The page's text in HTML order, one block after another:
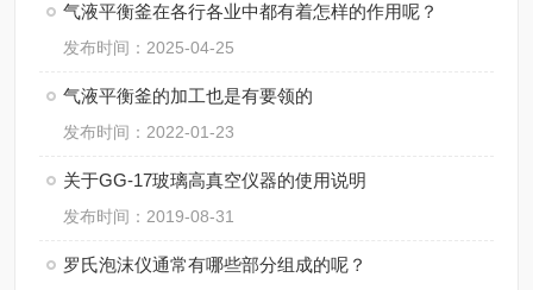
气液平衡釜在各行各业中都有着怎样的作用呢？
发布时间：2025-04-25
气液平衡釜的加工也是有要领的
发布时间：2022-01-23
关于GG-17玻璃高真空仪器的使用说明
发布时间：2019-08-31
罗氏泡沫仪通常有哪些部分组成的呢？